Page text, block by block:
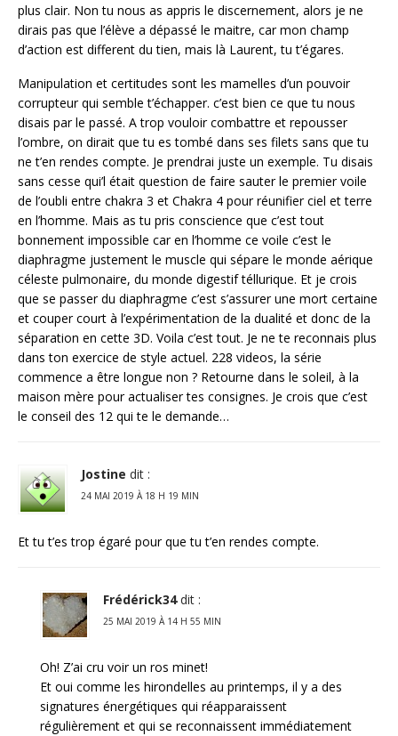
plus clair. Non tu nous as appris le discernement, alors je ne
dirais pas que l’élève a dépassé le maitre, car mon champ
d’action est different du tien, mais là Laurent, tu t’égares.
Manipulation et certitudes sont les mamelles d’un pouvoir
corrupteur qui semble t’échapper. c’est bien ce que tu nous
disais par le passé. A trop vouloir combattre et repousser
l’ombre, on dirait que tu es tombé dans ses filets sans que tu
ne t’en rendes compte. Je prendrai juste un exemple. Tu disais
sans cesse qui’l était question de faire sauter le premier voile
de l’oubli entre chakra 3 et Chakra 4 pour réunifier ciel et terre
en l’homme. Mais as tu pris conscience que c’est tout
bonnement impossible car en l’homme ce voile c’est le
diaphragme justement le muscle qui sépare le monde aérique
céleste pulmonaire, du monde digestif téllurique. Et je crois
que se passer du diaphragme c’est s’assurer une mort certaine
et couper court à l’expérimentation de la dualité et donc de la
séparation en cette 3D. Voila c’est tout. Je ne te reconnais plus
dans ton exercice de style actuel. 228 videos, la série
commence a être longue non ? Retourne dans le soleil, à la
maison mère pour actualiser tes consignes. Je crois que c’est
le conseil des 12 qui te le demande…
Jostine dit :
24 MAI 2019 À 18 H 19 MIN
Et tu t’es trop égaré pour que tu t’en rendes compte.
Frédérick34 dit :
25 MAI 2019 À 14 H 55 MIN
Oh! Z’ai cru voir un ros minet!
Et oui comme les hirondelles au printemps, il y a des
signatures énergétiques qui réapparaissent
régulièrement et qui se reconnaissent immédiatement